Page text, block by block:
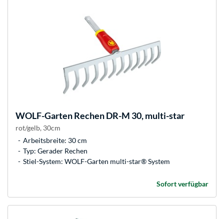
WOLF-GartenRechen DR-M 30, multi-star
rot/gelb, 30cm
Arbeitsbreite: 30 cm
Typ: Gerader Rechen
Stiel-System: WOLF-Garten multi-star® System
Sofort verfügbar